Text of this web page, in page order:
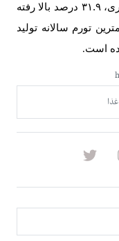
کالاها در دوره منتهی به تابستان سال جاری، ۳۱.۹ درصد بالا رفته
تورم سالانه تولید
است.